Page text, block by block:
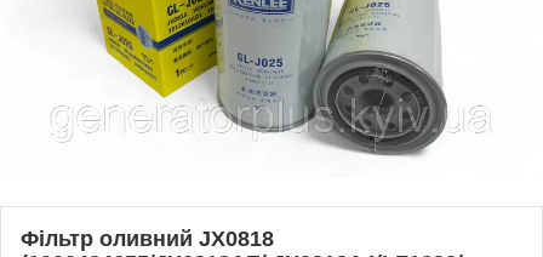
Фільтр оливний JX0818